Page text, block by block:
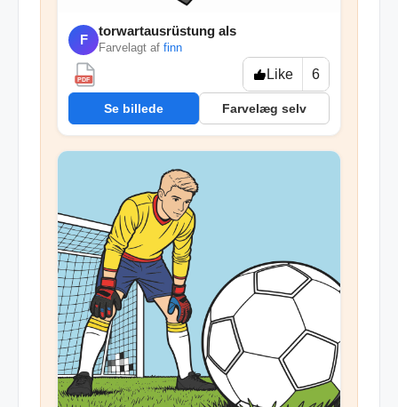
F
torwartausrüstung als
Farvelagt af finn
PDF Like 6
Se billede Farvelæg selv